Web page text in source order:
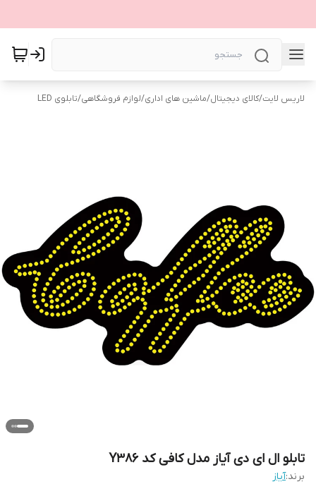
لاریس لایت/کالای دیجیتال/ماشین های اداری/لوازم فروشگاهی/تابلوی LED
تابلو ال ای دی آیاز مدل کافی کد Y386
برند:آیاز